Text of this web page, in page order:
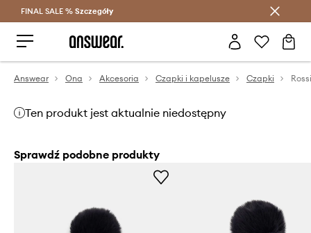
Oszczędzaj z Answear Club >
FINAL SALE % Szczegóły
Answear Ona Akcesoria Czapki i kapelusze Czapki
Ten produkt jest aktualnie niedostępny
Sprawdź podobne produkty